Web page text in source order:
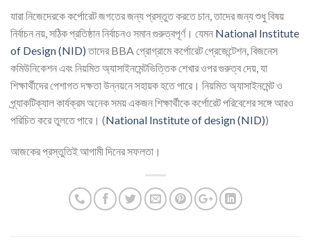
যারা নিজেদেরকে কর্পোরেট জগতের জন্য প্রস্তুত করতে চান, তাদের জন্য শুধু বিষয়
নির্বাচন নয়, সঠিক প্রতিষ্ঠান নির্বাচনও সমান গুরুত্বপূর্ণ। যেমন National Institute
of Design (NID)তাদের BBA প্রোগ্রামে কর্পোরেট প্রেজেন্টেশন, বিজনেস
কমিউনিকেশন এবং নিয়মিত অ্যাসাইনমেন্টভিত্তিক শেখার ওপর গুরুত্ব দেয়, যা
শিক্ষার্থীদের পেশাগত দক্ষতা উন্নয়নে সহায়ক হতে পারে। নিয়মিত অ্যাসাইনমেন্ট ও
প্র্যাকটিক্যাল কার্যক্রম অনেক সময় একজন শিক্ষার্থীকে কর্পোরেট পরিবেশের সঙ্গে আরও
পরিচিত করে তুলতে পারে। (National Institute of design (NID))
আজকের প্রস্তুতিই আগামী দিনের সফলতা।